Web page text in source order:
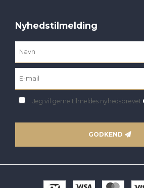
Nyhedstilmelding
Jeg vil gerne tilmeldes nyhedsbrevet
GODKEND